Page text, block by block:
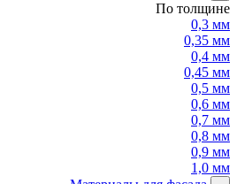
По толщине
0,3 мм
0,35 мм
0,4 мм
0,45 мм
0,5 мм
0,6 мм
0,7 мм
0,8 мм
0,9 мм
1,0 мм